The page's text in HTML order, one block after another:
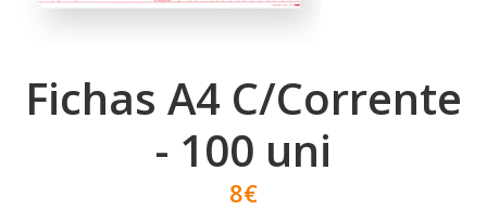
Fichas A4 C/Corrente
- 100 uni
8€